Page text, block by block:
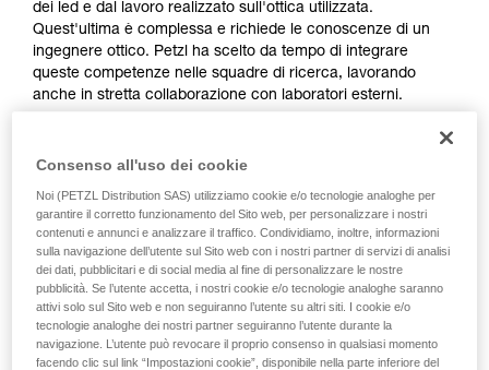
dei led e dal lavoro realizzato sull'ottica utilizzata.
Quest'ultima è complessa e richiede le conoscenze di un
ingegnere ottico. Petzl ha scelto da tempo di integrare
queste competenze nelle squadre di ricerca, lavorando
anche in stretta collaborazione con laboratori esterni.
Lampade Petzl:
Consenso all'uso dei cookie
Noi (PETZL Distribution SAS) utilizziamo cookie e/o tecnologie analoghe per
garantire il corretto funzionamento del Sito web, per personalizzare i nostri
contenuti e annunci e analizzare il traffico. Condividiamo, inoltre, informazioni
sulla navigazione dell’utente sul Sito web con i nostri partner di servizi di analisi
dei dati, pubblicitari e di social media al fine di personalizzare le nostre
pubblicità. Se l’utente accetta, i nostri cookie e/o tecnologie analoghe saranno
attivi solo sul Sito web e non seguiranno l’utente su altri siti. I cookie e/o
tecnologie analoghe dei nostri partner seguiranno l’utente durante la
navigazione. L’utente può revocare il proprio consenso in qualsiasi momento
facendo clic sul link “Impostazioni cookie”, disponibile nella parte inferiore del